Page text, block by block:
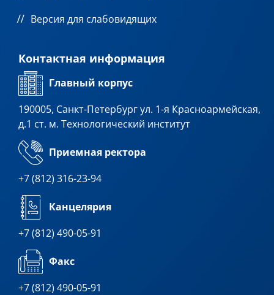
Версия для слабовидящих
Контактная информация
Главный корпус
190005, Санкт-Петербург ул. 1-я Красноармейская,
д.1 ст. м. Технологический институт
Приемная ректора
+7 (812) 316-23-94
Канцелярия
+7 (812) 490-05-91
Факс
+7 (812) 490-05-91